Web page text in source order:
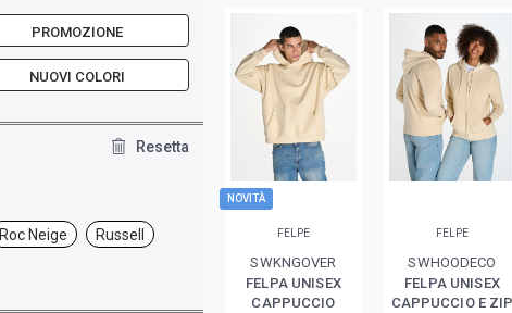
PROMOZIONE
NUOVI COLORI
Resetta
Roc Neige Russell
NOVITÀ
FELPE
SWKNGOVER
FELPA UNISEX
CAPPUCCIO
FELPE
SWHOODECO
FELPA UNISEX
CAPPUCCIO E ZIP